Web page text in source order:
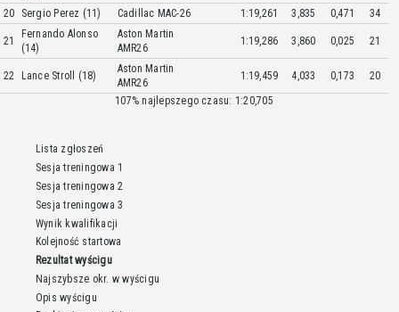
20 Sergio Perez (11) Cadillac MAC-26 1:19,261 3,835 0,471 34
21
Fernando Alonso
(14)
Aston Martin
AMR26
1:19,286 3,860 0,025 21
22 Lance Stroll (18)
Aston Martin
AMR26
1:19,459 4,033 0,173
20
107% najlepszego czasu: 1:20,705
Lista zgłoszeń
Sesja treningowa 1
Sesja treningowa 2
Sesja treningowa 3
Wynik kwalifikacji
Kolejność startowa
Rezultat wyścigu
Najszybsze okr. w wyścigu
Opis wyścigu